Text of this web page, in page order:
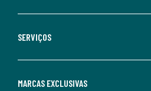
SERVIÇOS
MARCAS EXCLUSIVAS